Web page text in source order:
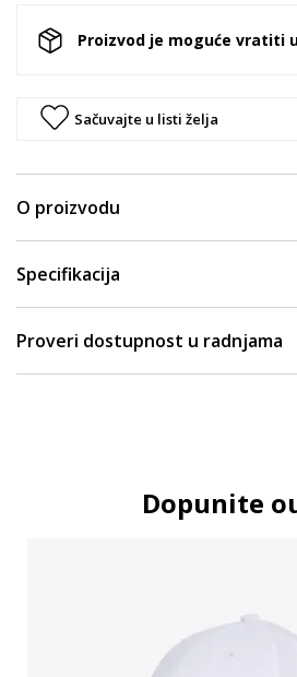
Proizvod je moguće vratiti
Sačuvajte u listi želja
O proizvodu
Specifikacija
Proveri dostupnost u radnjama
Dopunite